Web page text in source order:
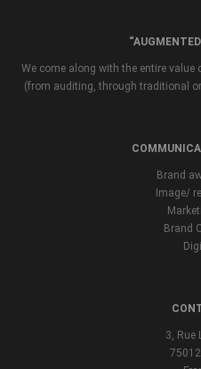
We come along with the entire
(from auditing, through traditional
Brand
Image/
Brand
3, Rue